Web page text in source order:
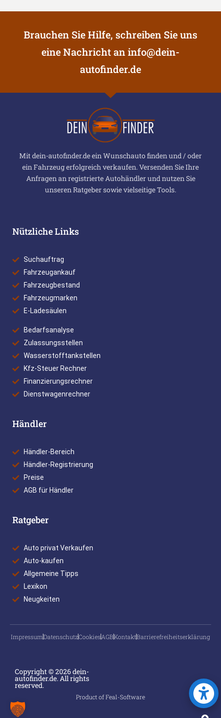
Brauchen Sie Hilfe, schreiben Sie uns
eine Nachricht aninfo@dein-
autofinder.de
Mit dein-autofinder.de ein Wunschauto finden und / oder
ein Fahrzeug erfolgreich verkaufen. Versenden Sie Ihre
Anfragen an registrierte Autohändler und nutzen Sie
unseren Ratgeber sowie vielseitige Tools.
Nützliche Links
Suchauftrag
Fahrzeugankauf
Fahrzeugbestand
Fahrzeugmarken
E-Ladesäulen
Bedarfsanalyse
Zulassungsstellen
Wasserstofftankstellen
Kfz-Steuer Rechner
Finanzierungsrechner
Dienstwagenrechner
Händler
Händler-Bereich
Händler-Registrierung
Preise
AGB für Händler
Ratgeber
Auto privat Verkaufen
Auto-kaufen
Allgemeine Tipps
Lexikon
Neugkeiten
ImpressumDatenschutzCookiesAGBKontaktBarrierefreiheitserklärung
Copyright © 2026 dein-
autofinder.de. All rights
reserved.
Product of Feal-Software